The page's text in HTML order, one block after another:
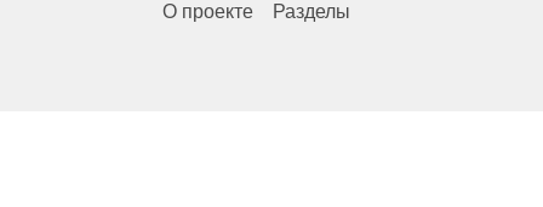
О проекте Разделы